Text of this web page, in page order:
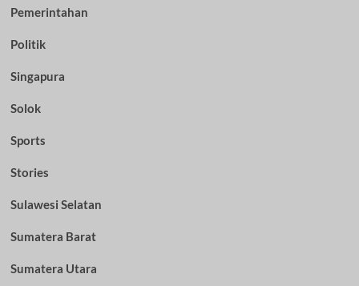
Pemerintahan
Politik
Singapura
Solok
Sports
Stories
Sulawesi Selatan
Sumatera Barat
Sumatera Utara